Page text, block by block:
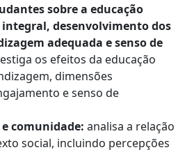
sobre a educação
desenvolvimento dos
adequada e senso de
os efeitos da educação
dimensões
e senso de
comunidade: analisa a relação
social, incluindo percepções